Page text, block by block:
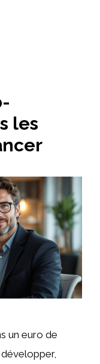
les
un euro de